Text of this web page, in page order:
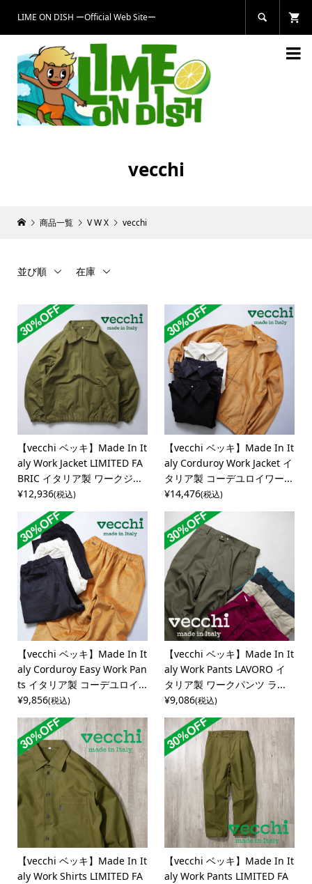
LIME ON DISH ーOfficial Web Siteー 

vecchi
商品一覧 V W X vecchi
並び順 在庫
【vecchi ベッキ】Made In It
aly Work Jacket LIMITED FA
BRIC イタリア製 ワークジ...
¥12,936(税込)
【vecchi ベッキ】Made In It
aly Corduroy Work Jacket イ
タリア製 コーデユロイワー...
¥14,476(税込)
【vecchi ベッキ】Made In It
aly Corduroy Easy Work Pan
ts イタリア製 コーデユロイ...
¥9,856(税込)
【vecchi ベッキ】Made In It
aly Work Pants LAVORO イ
タリア製 ワークパンツ ラ...
¥9,086(税込)
【vecchi ベッキ】Made In It
aly Work Shirts LIMITED FA
【vecchi ベッキ】Made In It
aly Work Pants LIMITED FA